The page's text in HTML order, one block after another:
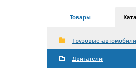
Товары
Грузовые автомобили
Двигатели